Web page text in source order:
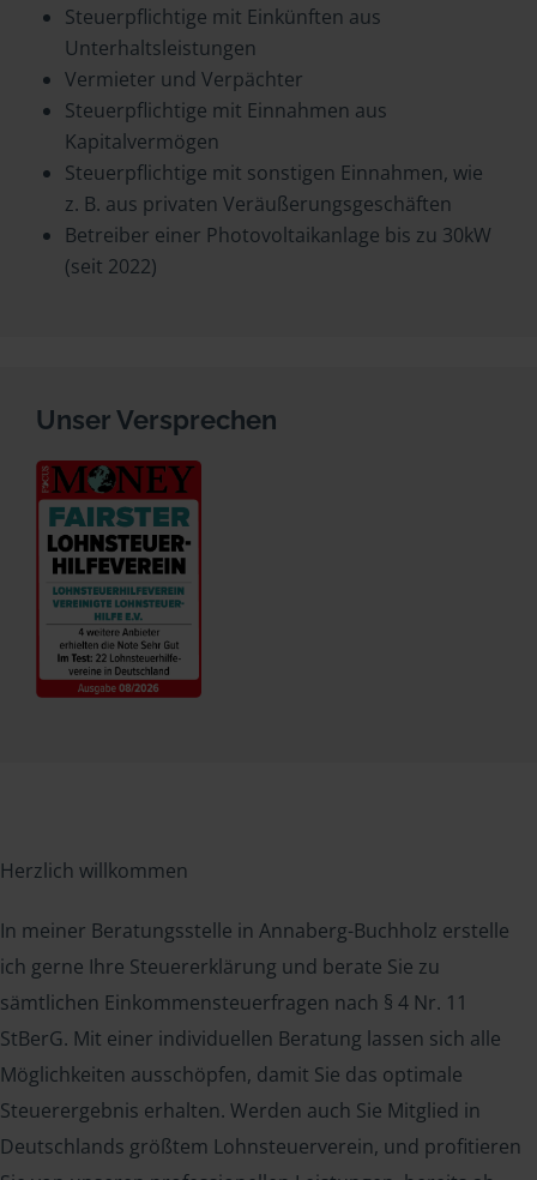
Steuerpflichtige mit Einkünften aus
Unterhaltsleistungen
Vermieter und Verpächter
Steuerpflichtige mit Einnahmen aus
Kapitalvermögen
Steuerpflichtige mit sonstigen Einnahmen, wie
z. B. aus privaten Veräußerungsgeschäften
Betreiber einer Photovoltaikanlage bis zu 30kW
(seit 2022)
Unser Versprechen
Herzlich willkommen
In meiner Beratungsstelle in Annaberg-Buchholz erstelle
ich gerne Ihre Steuererklärung und berate Sie zu
sämtlichen Einkommensteuerfragen nach § 4 Nr. 11
StBerG. Mit einer individuellen Beratung lassen sich alle
Möglichkeiten ausschöpfen, damit Sie das optimale
Steuerergebnis erhalten. Werden auch Sie Mitglied in
Deutschlands größtem Lohnsteuerverein, und profitieren